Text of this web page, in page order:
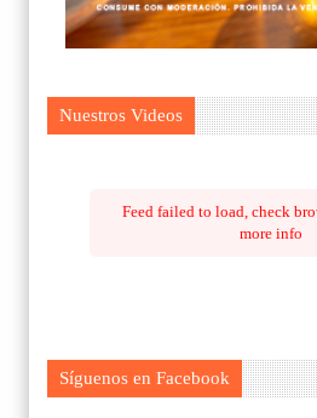
Nuestros Videos
Feed failed to load, check
more info
Síguenos en Facebook